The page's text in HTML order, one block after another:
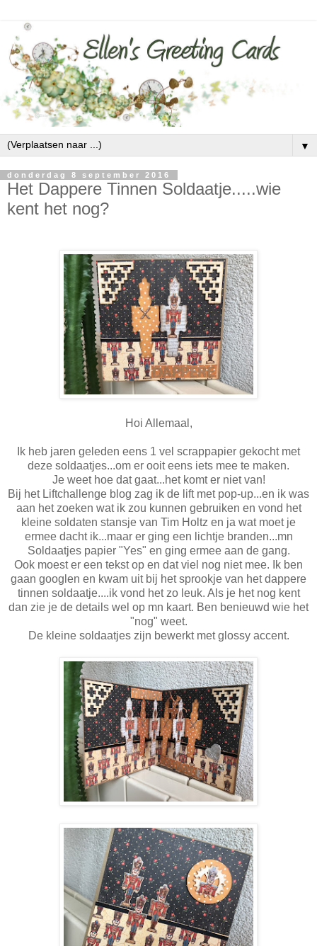
▼
donderdag 8 september 2016
Het Dappere Tinnen Soldaatje.....wie
kent het nog?
Hoi Allemaal,
Ik heb jaren geleden eens 1 vel scrappapier gekocht met
deze soldaatjes...om er ooit eens iets mee te maken.
Je weet hoe dat gaat...het komt er niet van!
Bij het Liftchallenge blog zag ik de lift met pop-up...en ik was
aan het zoeken wat ik zou kunnen gebruiken en vond het
kleine soldaten stansje van Tim Holtz en ja wat moet je
ermee dacht ik...maar er ging een lichtje branden...mn
Soldaatjes papier "Yes" en ging ermee aan de gang.
Ook moest er een tekst op en dat viel nog niet mee. Ik ben
gaan googlen en kwam uit bij het sprookje van het dappere
tinnen soldaatje....ik vond het zo leuk. Als je het nog kent
dan zie je de details wel op mn kaart. Ben benieuwd wie het
"nog" weet.
De kleine soldaatjes zijn bewerkt met glossy accent.